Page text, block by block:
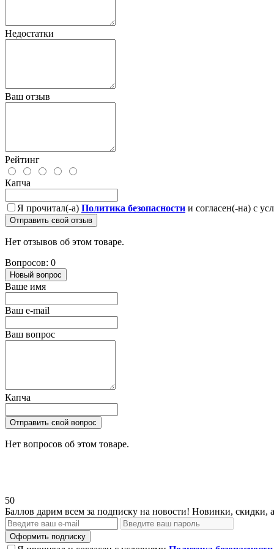
Недостатки
Ваш отзыв
Рейтинг
Капча
Я прочитал(-а) Политика безопасности и согласен(-на) с
Отправить свой отзыв
Нет отзывов об этом товаре.
Вопросов: 0
Новый вопрос
Ваше имя
Ваш e-mail
Ваш вопрос
Капча
Отправить свой вопрос
Нет вопросов об этом товаре.
50
Баллов дарим всем за подписку на новости! Новинки, скидки,
Оформить подписку